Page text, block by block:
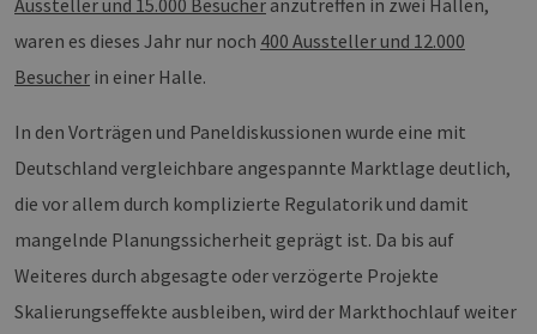
Aussteller und 15.000 Besucher anzutreffen in zwei Hallen,
waren es dieses Jahr nur noch 400 Aussteller und 12.000
Besucher in einer Halle.
In den Vorträgen und Paneldiskussionen wurde eine mit
Deutschland vergleichbare angespannte Marktlage deutlich,
die vor allem durch komplizierte Regulatorik und damit
mangelnde Planungssicherheit geprägt ist. Da bis auf
Weiteres durch abgesagte oder verzögerte Projekte
Skalierungseffekte ausbleiben, wird der Markthochlauf weiter